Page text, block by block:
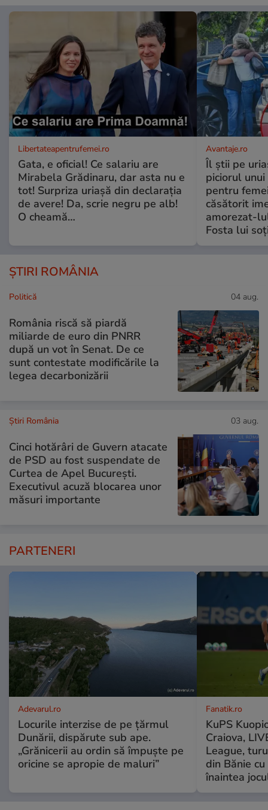
Libertateapentrufemei.ro
Gata, e oficial! Ce salariu are
Mirabela Grădinaru, dar asta nu e
tot! Surpriza uriașă din declarația
de avere! Da, scrie negru pe alb!
O cheamă…
Avantaje.ro
Îl știi pe
piciorul
pentru
căsătorit
amorezat-
Fosta lui
ȘTIRI ROMÂNIA
Politică 04 aug.
România riscă să piardă
miliarde de euro din PNRR
după un vot în Senat. De ce
sunt contestate modificările la
legea decarbonizării
Știri România 03 aug.
Cinci hotărâri de Guvern atacate
de PSD au fost suspendate de
Curtea de Apel București.
Executivul acuză blocarea unor
măsuri importante
PARTENERI
Adevarul.ro
Locurile interzise de pe țărmul
Dunării, dispărute sub ape.
„Grănicerii au ordin să împuște pe
oricine se apropie de maluri”
Fanatik.ro
KuPS
Craiova,
League,
din Bănie
înaintea